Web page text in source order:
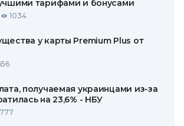
тарифами и бонусами
1034
у карты Premium Plus от
получаемая украинцами из-за
на 23,6% - НБУ
777